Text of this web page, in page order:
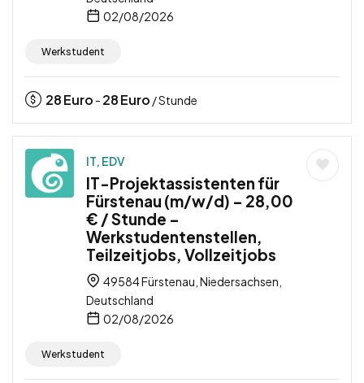
02/08/2026
Werkstudent
28Euro - 28Euro / Stunde
IT, EDV
IT-Projektassistenten für
Fürstenau (m/w/d) – 28,00
€ / Stunde –
Werkstudentenstellen,
Teilzeitjobs, Vollzeitjobs
49584 Fürstenau, Niedersachsen,
Deutschland
02/08/2026
Werkstudent